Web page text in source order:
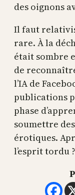
des oignons
Il faut
rare. À la
était sombre
de
l’IA de
publications
phase
soumettre
érotiques.
l’esprit tordu ?